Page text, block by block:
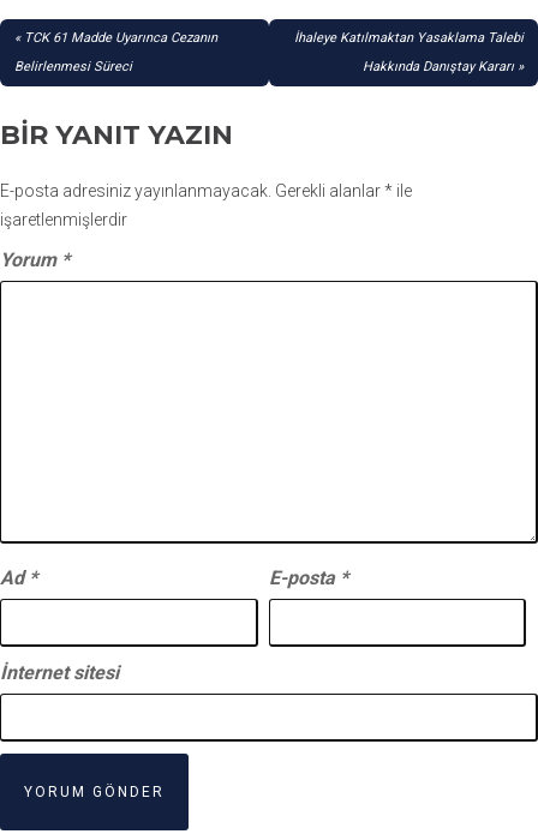
YAZI
GEZINMESI
TCK 61 Madde Uyarınca Cezanın
Belirlenmesi Süreci
İhaleye Katılmaktan Yasaklama Talebi
Hakkında Danıştay Kararı
BIR YANIT YAZIN
E-posta adresiniz yayınlanmayacak. Gerekli alanlar* ile
işaretlenmişlerdir
Yorum *
Ad * E-posta *
İnternet sitesi